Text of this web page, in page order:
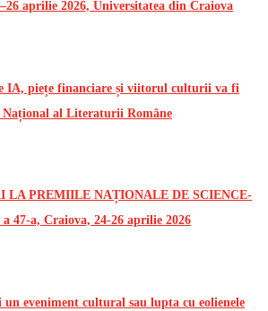
aprilie 2026, Universitatea din Craiova
IA, piețe financiare și viitorul culturii va fi
Național al Literaturii Române
LA PREMIILE NAȚIONALE DE SCIENCE-
47-a, Craiova, 24-26 aprilie 2026
un eveniment cultural sau lupta cu eolienele